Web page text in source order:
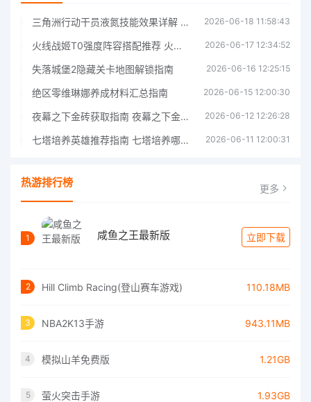
三角洲行动干员液氮技能效果详解 三角洲行动干员液氮技能介绍 2026-06-18 11:58:43
火线战姬T0强度阵容搭配推荐 火线战姬T0强度阵容哪个好 2026-06-17 12:34:52
失落城堡2隐藏关卡地图解锁指南 2026-06-16 12:25:15
绝区零维琳娜养成材料汇总指南 2026-06-15 12:00:30
夜幕之下金砖获取指南 夜幕之下金砖获取方法 2026-06-12 12:26:28
七塔培养英雄推荐指南 七塔培养哪个英雄好 2026-06-11 12:00:31
热游排行榜 更多
1 咸鱼之王最新版 立即下载
2 Hill Climb Racing(登山赛车游戏) 110.18MB
3 NBA2K13手游 943.11MB
4 模拟山羊免费版 1.21GB
5 萤火突击手游 1.93GB